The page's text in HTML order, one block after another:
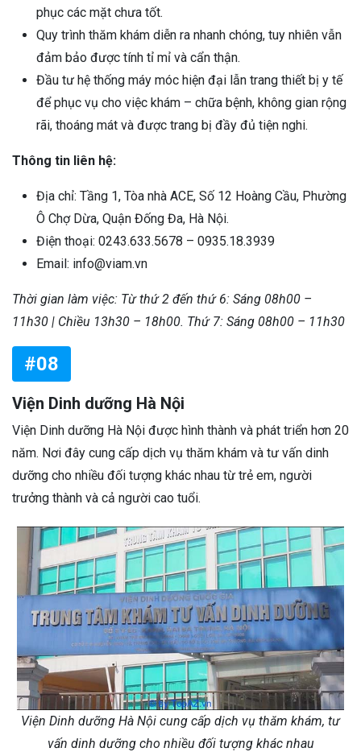
phục các mặt chưa tốt.
Quy trình thăm khám diễn ra nhanh chóng, tuy nhiên vẫn
đảm bảo được tính tỉ mỉ và cẩn thận.
Đầu tư hệ thống máy móc hiện đại lẫn trang thiết bị y tế
để phục vụ cho việc khám – chữa bệnh, không gian rộng
rãi, thoáng mát và được trang bị đầy đủ tiện nghi.
Thông tin liên hệ:
Địa chỉ: Tầng 1, Tòa nhà ACE, Số 12 Hoàng Cầu, Phường
Ô Chợ Dừa, Quận Đống Đa, Hà Nội.
Điện thoại: 0243.633.5678 – 0935.18.3939
Email: info@viam.vn
Thời gian làm việc: Từ thứ 2 đến thứ 6: Sáng 08h00 –
11h30 | Chiều 13h30 – 18h00. Thứ 7: Sáng 08h00 – 11h30
#08
Viện Dinh dưỡng Hà Nội
Viện Dinh dưỡng Hà Nội được hình thành và phát triển hơn 20
năm. Nơi đây cung cấp dịch vụ thăm khám và tư vấn dinh
dưỡng cho nhiều đối tượng khác nhau từ trẻ em, người
trưởng thành và cả người cao tuổi.
Viện Dinh dưỡng Hà Nội cung cấp dịch vụ thăm khám, tư
vấn dinh dưỡng cho nhiều đối tượng khác nhau